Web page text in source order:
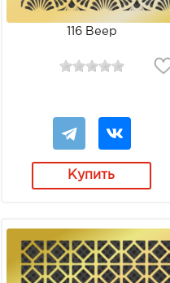
116 Веер
Купить